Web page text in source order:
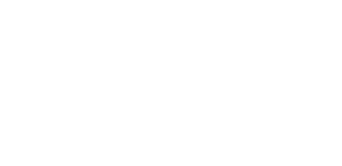
en efficiënter korps